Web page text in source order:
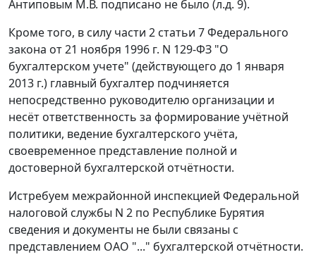
Антиповым М.В. подписано не было (л.д. 9).
Кроме того, в силу части 2 статьи 7Федерального
закона от 21 ноября 1996 г. N 129-ФЗ "О
бухгалтерском учете" (действующего до 1 января
2013 г.) главный бухгалтер подчиняется
непосредственно руководителю организации и
несёт ответственность за формирование учётной
политики, ведение бухгалтерского учёта,
своевременное представление полной и
достоверной бухгалтерской отчётности.
Истребуем межрайонной инспекцией Федеральной
налоговой службы N 2 по Республике Бурятия
сведения и документы не были связаны с
представлением ОАО "..." бухгалтерской отчётности.